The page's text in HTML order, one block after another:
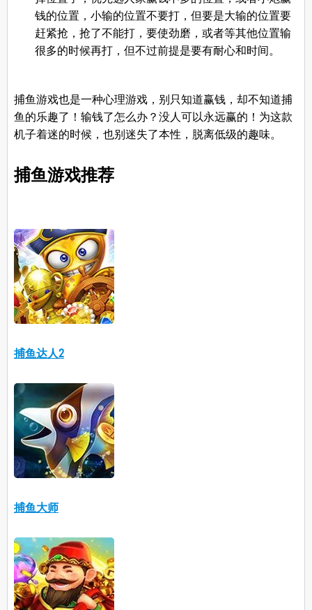
钱的位置，小输的位置不要打，但要是大输的位置要
赶紧抢，抢了不能打，要使劲磨，或者等其他位置输
很多的时候再打，但不过前提是要有耐心和时间。
捕鱼游戏也是一种心理游戏，别只知道赢钱，却不知道捕
鱼的乐趣了！输钱了怎么办？没人可以永远赢的！为这款
机子着迷的时候，也别迷失了本性，脱离低级的趣味。
捕鱼游戏推荐
捕鱼达人2
捕鱼大师